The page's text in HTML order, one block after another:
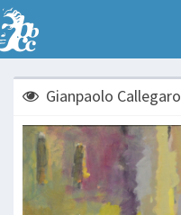
Gianpaolo Callegaro